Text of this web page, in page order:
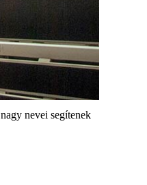
nevei segítenek